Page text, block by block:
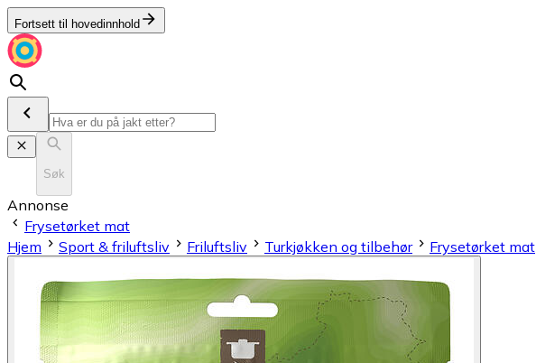
Fortsett til hovedinnhold
Søk
Annonse
Frysetørket mat
Hjem
Sport & friluftsliv Friluftsliv Turkjøkken og tilbehør Frysetørket mat